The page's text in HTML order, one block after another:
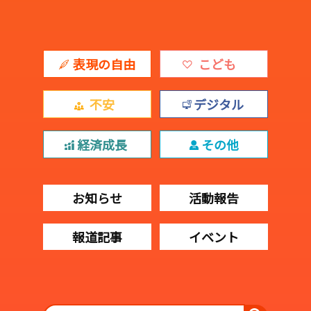
表現の自由 こども
不安 デジタル
経済成長 その他
お知らせ 活動報告
報道記事 イベント